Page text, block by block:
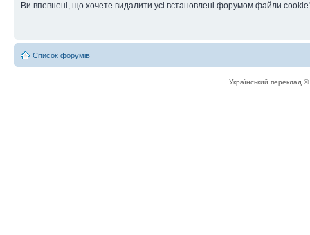
Ви впевнені, що хочете видалити усі встановлені форумом файли
Список форумів
Український переклад